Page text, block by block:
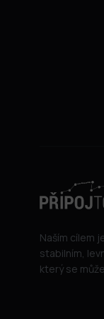
Naším cílem
stabilním,
který se